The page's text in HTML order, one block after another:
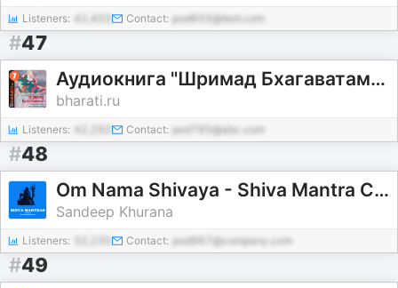
Listeners: 42,455 Contact: pod655@test.com
#47
Аудиокнига "Шримад Бхагаватам". Книга 7: "Книга Судеб"
bharati.ru
Listeners: Contact: pod785@abc.com
#48
Om Nama Shivaya - Shiva Mantra Chants recited by Sandeep Khurana
Sandeep Khurana
Listeners: Contact: pod967@company.com
#49